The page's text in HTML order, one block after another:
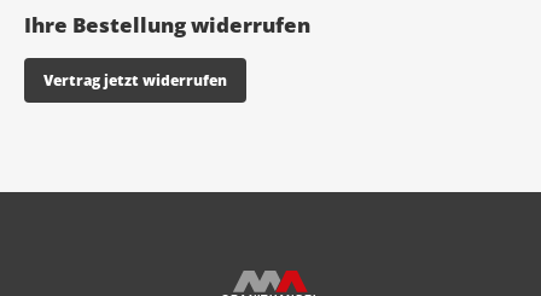
Ihre Bestellung widerrufen
Vertrag jetzt widerrufen